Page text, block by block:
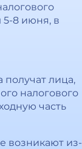
5-8 июня, в
лица,
налогового
часть
возникают из-